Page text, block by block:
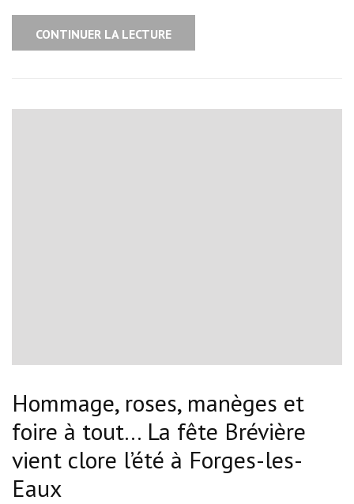
CONTINUER LA LECTURE
Hommage, roses, manèges et
foire à tout… La fête Brévière
vient clore l’été à Forges-les-
Eaux